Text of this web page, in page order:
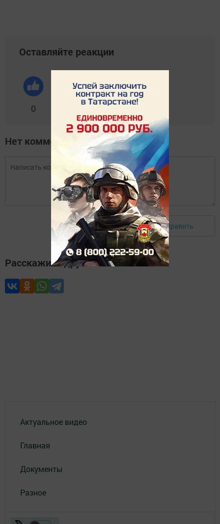
Оставляйте реакции
0 0 0
Нет комментариев
Авторизоваться Отправить
Расскажите друзьям
Актуальное видео
Главная
Документы
Разное